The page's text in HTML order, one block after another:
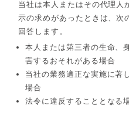
当社は本人またはその代理人
示の求めがあったときは、次
回答します。
本人または第三者の生命、
害するおそれがある場合
当社の業務適正な実施に著
場合
法令に違反することとなる